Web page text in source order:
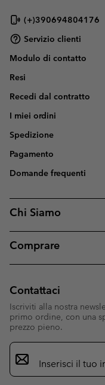
(+)390694804176
Servizio clienti
Modulo di contatto
Resi
Recedi dal contratto
I miei ordini
Spedizione
Pagamento
Domande frequenti
Chi Siamo
Comprare
Contattaci
Iscriviti alla nostra
primo ordine, con una
prezzo pieno.
Iscrizione
e-
mail